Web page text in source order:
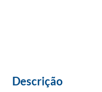
Descrição